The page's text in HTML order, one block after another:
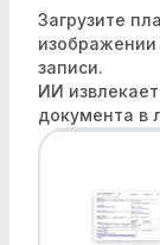
Загрузите
записи.
ИИ
документа в